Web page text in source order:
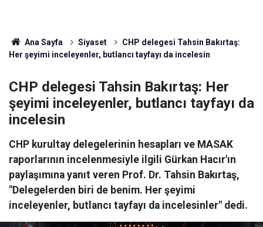
Ana Sayfa Siyaset
CHP delegesi Tahsin Bakırtaş:
Her şeyimi inceleyenler, butlancı tayfayı da incelesin
CHP delegesi Tahsin Bakırtaş: Her
şeyimi inceleyenler, butlancı tayfayı da
incelesin
CHP kurultay delegelerinin hesapları ve MASAK
raporlarının incelenmesiyle ilgili Gürkan Hacır'ın
paylaşımına yanıt veren Prof. Dr. Tahsin Bakırtaş,
"Delegelerden biri de benim. Her şeyimi
inceleyenler, butlancı tayfayı da incelesinler" dedi.